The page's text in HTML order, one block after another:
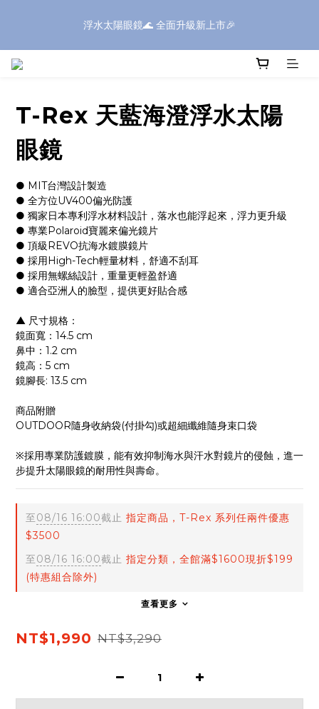
全館滿$1600現折$199✨滿額再享好禮✨全館滿$399享免運✨
送貨方式請選擇「新竹物流」
T-Rex 天藍海澄浮水太陽
眼鏡
● MIT台灣設計製造
● 全方位UV400偏光防護
● 獨家日本專利浮水材料設計，落水也能浮起來，浮力更升級
● 專業Polaroid寶麗來偏光鏡片
● 頂級REVO抗海水鍍膜鏡片
● 採用High-Tech輕量材料，舒適不刮耳
● 採用無螺絲設計，重量更輕盈舒適
● 適合亞洲人的臉型，提供更好貼合感
▲ 尺寸規格：
鏡面寬：14.5 cm
鼻中：1.2 cm
鏡高：5 cm
鏡腳長: 13.5 cm
商品附贈
OUTDOOR隨身收納袋(付掛勾)或超細纖維隨身束口袋
※採用專業防護鍍膜，能有效抑制海水與汗水對鏡片的侵蝕，進一
步提升太陽眼鏡的耐用性與壽命。
至08/16 16:00截止 指定商品，T-Rex 系列任兩件優惠
$3500
至08/16 16:00截止 指定分類，全館滿$1600現折$199
(特惠組合除外)
查看更多
NT$1,990 NT$3,290